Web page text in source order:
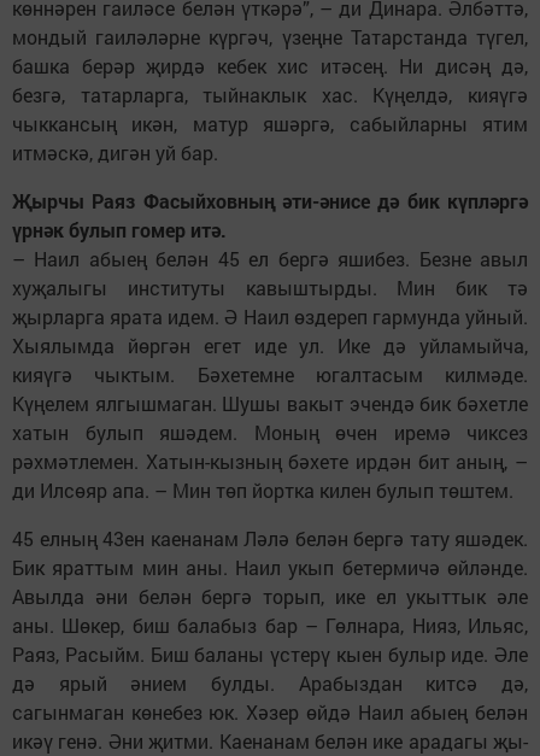
көннәрен гаиләсе бе­лән үткәрә”, – ди Динара. Әл­бәттә,
мондый гаиләләрне күр­гәч, үзең­не Татарстанда тү­г­ел,
баш­ка берәр җирдә кебек хис итәсең. Ни дисәң дә,
безгә, татарларга, тыйнаклык хас. Кү­ңелдә, кияүгә
чыккан­сың икән, матур яшәргә, сабыйларны ятим
итмәскә, ди­гән уй бар.
Җырчы Раяз Фасыйхов­ның әти-әнисе дә бик күпләргә
үрнәк булып гомер итә.
– Наил абыең белән 45 ел бергә яшибез. Безне авыл
хуҗалыгы институты кавыштырды. Мин бик тә
җырларга ярата идем. Ә Наил өздереп гармунда уйный.
Хыялымда йөргән егет иде ул. Ике дә уйламыйча,
кияүгә чыктым. Бә­хетемне югалтасым килмә­де.
Күңелем ялгышмаган. Шушы вакыт эчендә бик бәхетле
хатын булып яшәдем. Моның өчен иремә чиксез
рәхмәт­лемен. Хатын-кызның бәхете ирдән бит аның, –
ди Илсөяр апа. – Мин төп йортка килен булып төштем.
45 елның 43ен каенанам Ләлә белән бергә тату яшәдек.
Бик яраттым мин аны. Наил укып бетермичә өйләнде.
Авылда әни белән бергә торып, ике ел укыттык әле
аны. Шөкер, биш балабыз бар – Гөлнара, Нияз, Ильяс,
Раяз, Расыйм. Биш баланы үстерү кыен булыр иде. Әле
дә ярый әнием булды. Арабыздан кит­сә дә,
сагынмаган көнебез юк. Хәзер өйдә Наил абыең белән
икәү генә. Әни җитми. Каенанам белән ике арадагы җы­